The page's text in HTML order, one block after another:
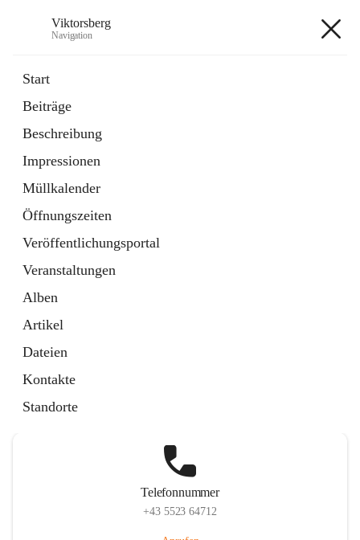
Viktorsberg
Navigation
Start
Beiträge
Beschreibung
Impressionen
Müllkalender
Öffnungszeiten
Veröffentlichungsportal
Veranstaltungen
Alben
Artikel
Dateien
Kontakte
Standorte
1 Schnellzugriff
Bürgerservice
10 Schnellzugriffe
Telefonnummer
+43 5523 64712